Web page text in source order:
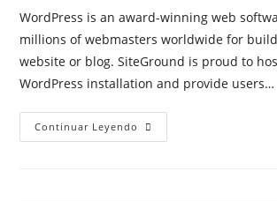
la
entrada:
la
entrada:
la
entrada:
WordPress is an award-winning web
millions of webmasters worldwide for
website or blog. SiteGround is proud to
WordPress installation and provide users…
Continuar Leyendo WordPress
Resources